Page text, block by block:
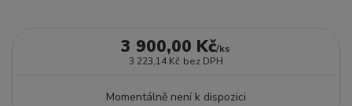
3 900,00 Kč/ks
3 223,14 Kč bez DPH
Momentálně není k dispozici